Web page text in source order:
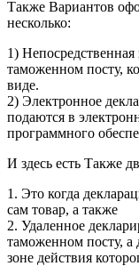
Также Вариантов
несколько:
1)
таможенном посту,
виде.
2) Электронное
подаются в
программного
И здесь есть Также
1. Это когда
сам товар, а также
2. Удаленное
таможенном посту, а
зоне действия